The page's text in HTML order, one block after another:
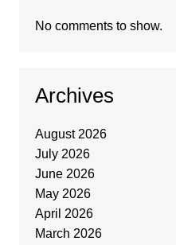
No comments to show.
Archives
August 2026
July 2026
June 2026
May 2026
April 2026
March 2026